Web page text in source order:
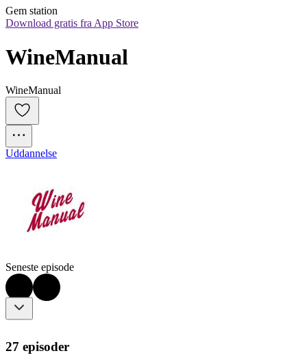
Gem station
Download gratis fra App Store
WineManual
WineManual
Uddannelse
Seneste episode
27 episoder